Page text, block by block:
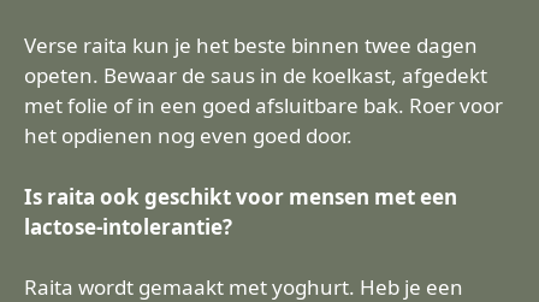
Verse raita kun je het beste binnen twee dagen
opeten. Bewaar de saus in de koelkast, afgedekt
met folie of in een goed afsluitbare bak. Roer voor
het opdienen nog even goed door.
Is raita ook geschikt voor mensen met een
lactose-intolerantie?
Raita wordt gemaakt met yoghurt. Heb je een